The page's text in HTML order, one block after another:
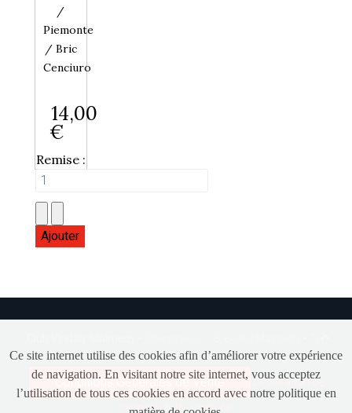
/
Piemonte
/ Bric
Cenciuro
14,00
€
Remise :
+32(0)80 77 17 43
Conditions Générales de Vente Déclaration de
respect de la vie privée
Ce site internet utilise des cookies afin d’améliorer votre expérience
de navigation. En visitant notre site internet, vous acceptez
l’utilisation de tous ces cookies en accord avec notre politique en